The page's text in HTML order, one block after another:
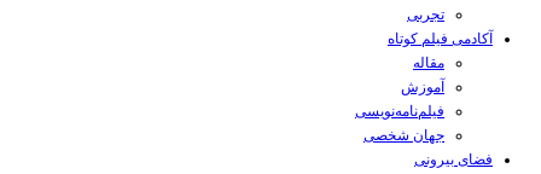
تجربی
آکادمی فیلم کوتاه
مقاله
آموزش
فیلم‌نامه‌نویسی
جهان شخصی
فضای بیرونی